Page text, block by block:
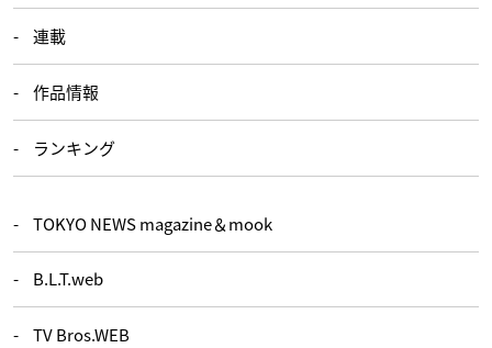
連載
作品情報
ランキング
TOKYO NEWS magazine＆mook
B.L.T.web
TV Bros.WEB